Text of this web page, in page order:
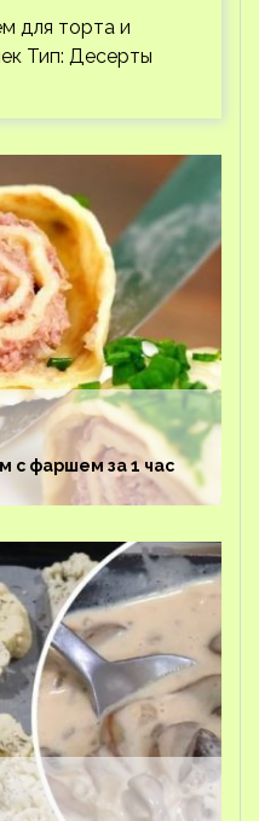
для торта и
Тип: Десерты
с фаршем за 1 час